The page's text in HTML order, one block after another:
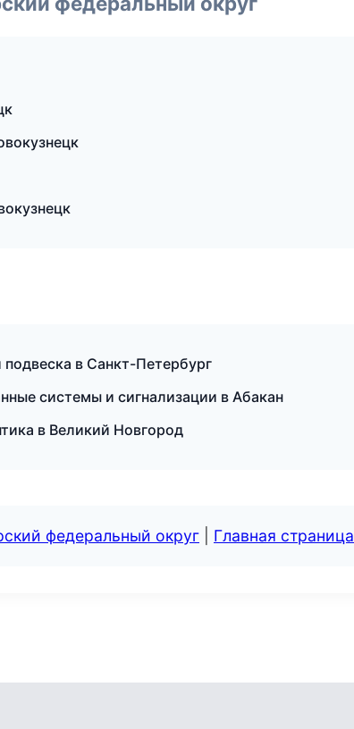
в Санкт-Петербург
системы и сигнализации в Абакан
в Великий Новгород
федеральный округ Главная страница